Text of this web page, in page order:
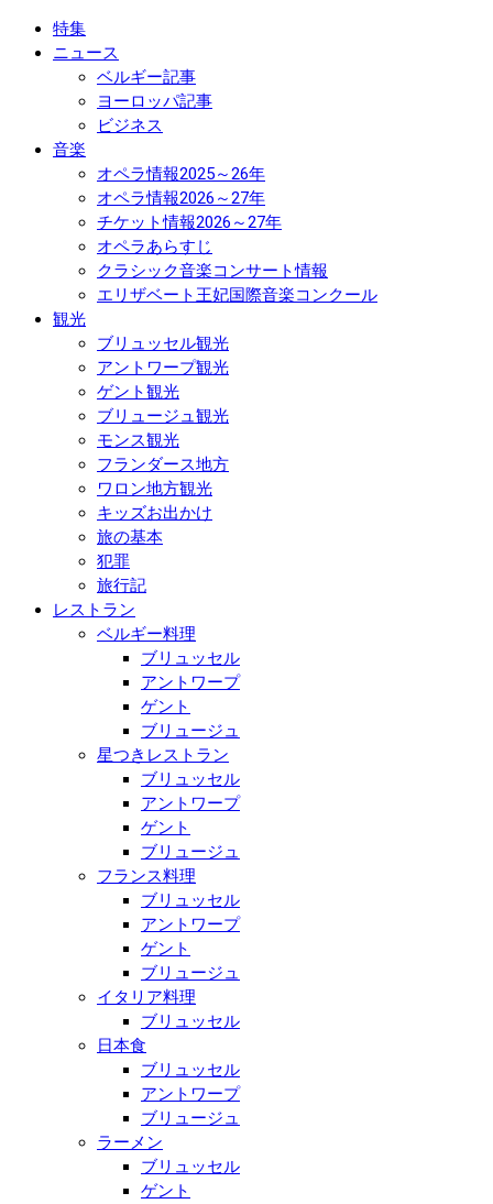
特集
ニュース
ベルギー記事
ヨーロッパ記事
ビジネス
音楽
オペラ情報2025～26年
オペラ情報2026～27年
チケット情報2026～27年
オペラあらすじ
クラシック音楽コンサート情報
エリザベート王妃国際音楽コンクール
観光
ブリュッセル観光
アントワープ観光
ゲント観光
ブリュージュ観光
モンス観光
フランダース地方
ワロン地方観光
キッズお出かけ
旅の基本
犯罪
旅行記
レストラン
ベルギー料理
ブリュッセル
アントワープ
ゲント
ブリュージュ
星つきレストラン
ブリュッセル
アントワープ
ゲント
ブリュージュ
フランス料理
ブリュッセル
アントワープ
ゲント
ブリュージュ
イタリア料理
ブリュッセル
日本食
ブリュッセル
アントワープ
ブリュージュ
ラーメン
ブリュッセル
ゲント